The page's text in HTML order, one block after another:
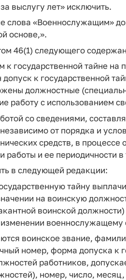
выслугу лет» исключить.
слова «Военнослужащим»
основе,».
46(1) следующего
государственной тайне на
к государственной
должностные
работу с использованием
со сведениями,
от порядка и
средств, в
работы и ее периодичности в
в следующей редакции:
тайну
на воинскую
воинской
военнослужащему
воинское звание,
номер, форма допуска к
работников,
номер, число, месяц,